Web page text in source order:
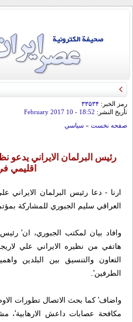
رمز الخبر: ۳۳۵۳۴
تأريخ النشر: 18:52
- 10 February 2017
صفحه نخست » سياسي
رئيس البرلمان الايراني يدعو
اقليمي
ارنا - دعا رئيس البرلمان الايراني
العراقي سليم الجبوري للمشاركة
وافاد بيان لمكتب الجبوري، ان'
هاتفي من نظيره الايراني علي
التعاون والتنسيق بين البلدين
الطرفين'.
واضاف' كما بحث الاتصال تطورات
مكافحة عصابات داعش الارهابية'،